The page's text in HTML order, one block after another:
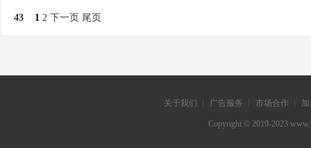
43 1 2 下一页 尾页
关于我们 ┊ 广告服务 ┊ 市场合作 ┊
Copyright © 2019-2023